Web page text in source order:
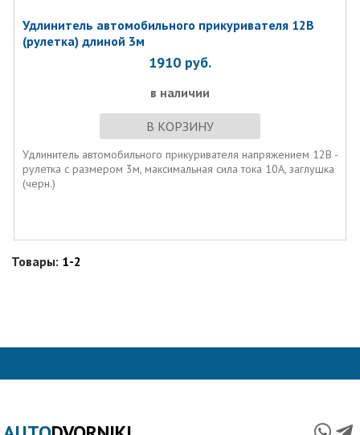
Удлинитель автомобильного прикуривателя 12В
(рулетка) длиной 3м
1910 руб.
в наличии
В КОРЗИНУ
Удлинитель автомобильного прикуривателя напряжением 12В -
рулетка с размером 3м, максимальная сила тока 10А, заглушка
(черн.)
Товары: 1-2